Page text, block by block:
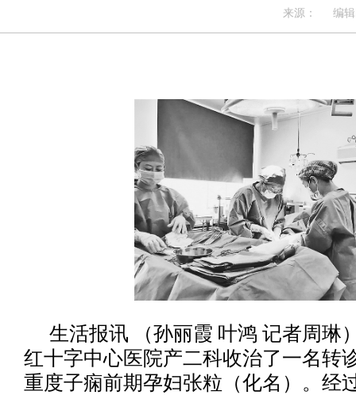
来源： 编辑
生活报讯 （孙丽霞 叶鸿 记者周琳
红十字中心医院产二科收治了一名转
重度子痫前期孕妇张粒（化名）。经